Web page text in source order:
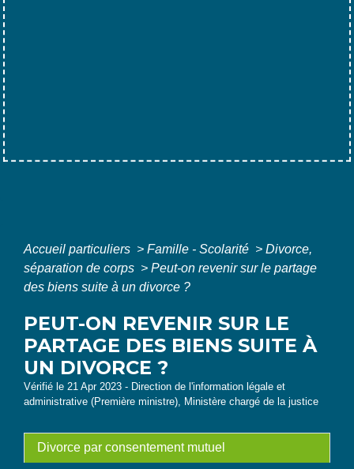
Accueil particuliers > Famille - Scolarité > Divorce,
séparation de corps > Peut-on revenir sur le partage
des biens suite à un divorce ?
PEUT-ON REVENIR SUR LE
PARTAGE DES BIENS SUITE À
UN DIVORCE ?
Vérifié le 21 Apr 2023 - Direction de l'information légale et
administrative (Première ministre), Ministère chargé de la justice
Divorce par consentement mutuel